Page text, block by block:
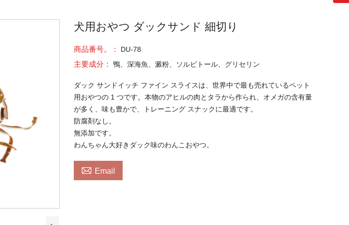
犬用おやつ ダックサンド 細切り
商品番号。： DU-78
主要成分：鴨、深海魚、澱粉、ソルビトール、グリセリン
ダック サンドイッチ ファイン スライスは、世界中で最も売れているペット
用おやつの 1 つです。本物のアヒルの肉とタラから作られ、オメガの含有量
が多く、味も豊かで、トレーニング スナックに最適です。
防腐剤なし。
無添加です。
わんちゃん大好きダック味のわんこおやつ。
 Email